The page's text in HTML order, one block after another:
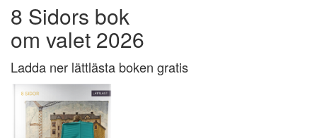
8 Sidors bok
om valet 2026
Ladda ner lättlästa boken gratis